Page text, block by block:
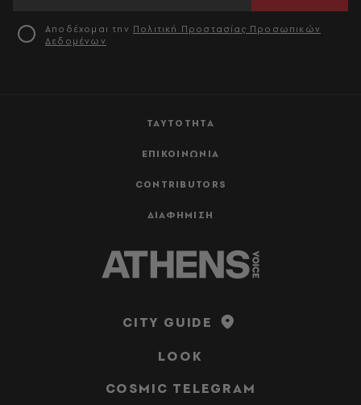
ΤΑΥΤΟΤΗΤΑ
ΕΠΙΚΟΙΝΩΝΙΑ
CONTRIBUTORS
ΔΙΑΦΗΜΙΣΗ
Αποδέχομαι την Πολιτική Προστασίας Προσωπικών
Δεδομένων
CITY GUIDE
LOOK
COSMIC TELEGRAM